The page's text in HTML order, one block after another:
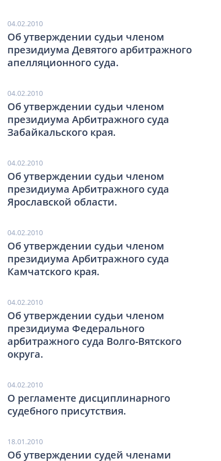
04.02.2010
Об утверждении судьи членом
президиума Девятого арбитражного
апелляционного суда.
04.02.2010
Об утверждении судьи членом
президиума Арбитражного суда
Забайкальского края.
04.02.2010
Об утверждении судьи членом
президиума Арбитражного суда
Ярославской области.
04.02.2010
Об утверждении судьи членом
президиума Арбитражного суда
Камчатского края.
04.02.2010
Об утверждении судьи членом
президиума Федерального
арбитражного суда Волго-Вятского
округа.
04.02.2010
О регламенте дисциплинарного
судебного присутствия.
18.01.2010
Об утверждении судей членами